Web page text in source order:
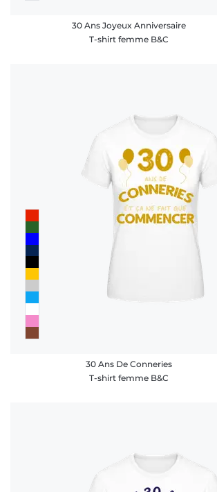
30 Ans Joyeux Anniversaire
T-shirt femme B&C
30 Ans De Conneries
T-shirt femme B&C